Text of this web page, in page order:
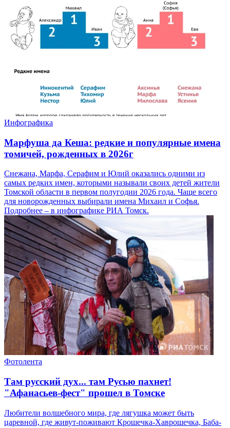
Инфографика
Марфуша да Кеша: редкие и популярные имена
томичей, рожденных в 2026г
Снежана, Марфа, Серафим и Юлий оказались одними из
самых редких имен, которыми называли своих детей жители
Томской области в первом полугодии 2026 года. Чаще всего
для новорожденных выбирали имена Михаил и Софья.
Подробнее – в инфографике РИА Томск.
Фотолента
Там русский дух... там Русью пахнет!
"Афанасьев-фест" прошел в Томске
Любители волшебного мира, где лягушка может быть
царевной, где живут-поживают Крошечка-Хаврошечка, Баба-